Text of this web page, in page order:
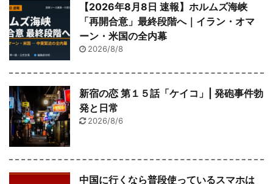
【2026年8月8日 速報】ホルムズ海峡
「再開合意」最終段階へ｜イラン・オマ
ーン・米国の全内幕
2026/8/8
新宿の恋 第１５話「ケイコ」| 発砲事件勃
発と日常
2026/8/6
中国に行くなら普段使っているスマホは